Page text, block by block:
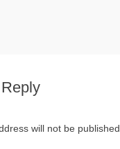
will not be published.